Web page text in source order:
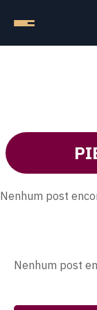
Nenhum post
Nenhum post